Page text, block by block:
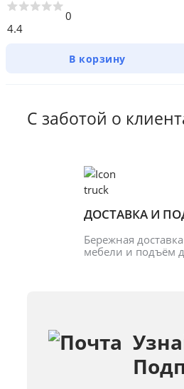
4.4
0
В корзину
С заботой о
ДОСТАВКА И
Бережная
мебели и подъём